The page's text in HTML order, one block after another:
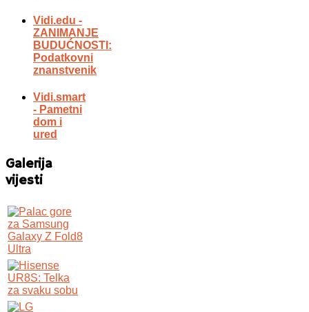
Vidi.edu -
ZANIMANJE
BUDUĆNOSTI:
Podatkovni
znanstvenik
Vidi.smart
- Pametni
dom i
ured
Galerija
vijesti